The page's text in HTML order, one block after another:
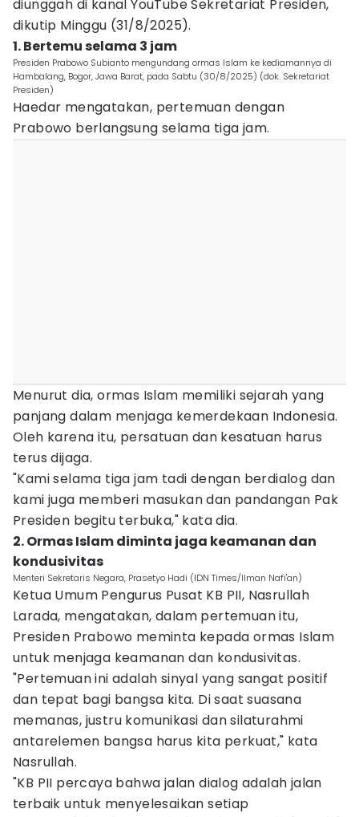
diunggah di kanal YouTube Sekretariat Presiden,
dikutip Minggu (31/8/2025).
1. Bertemu selama 3 jam
Presiden Prabowo Subianto mengundang ormas Islam ke kediamannya di
Hambalang, Bogor, Jawa Barat, pada Sabtu (30/8/2025) (dok. Sekretariat
Presiden)
Haedar mengatakan, pertemuan dengan
Prabowo berlangsung selama tiga jam.
Menurut dia, ormas Islam memiliki sejarah yang
panjang dalam menjaga kemerdekaan Indonesia.
Oleh karena itu, persatuan dan kesatuan harus
terus dijaga.
"Kami selama tiga jam tadi dengan berdialog dan
kami juga memberi masukan dan pandangan Pak
Presiden begitu terbuka," kata dia.
2. Ormas Islam diminta jaga keamanan dan
kondusivitas
Menteri Sekretaris Negara, Prasetyo Hadi (IDN Times/Ilman Nafi'an)
Ketua Umum Pengurus Pusat KB PII, Nasrullah
Larada, mengatakan, dalam pertemuan itu,
Presiden Prabowo meminta kepada ormas Islam
untuk menjaga keamanan dan kondusivitas.
"Pertemuan ini adalah sinyal yang sangat positif
dan tepat bagi bangsa kita. Di saat suasana
memanas, justru komunikasi dan silaturahmi
antarelemen bangsa harus kita perkuat," kata
Nasrullah.
"KB PII percaya bahwa jalan dialog adalah jalan
terbaik untuk menyelesaikan setiap